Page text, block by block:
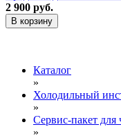
2 900 руб.
В корзину
Каталог
»
Холодильный
»
Сервис-пакет для
»